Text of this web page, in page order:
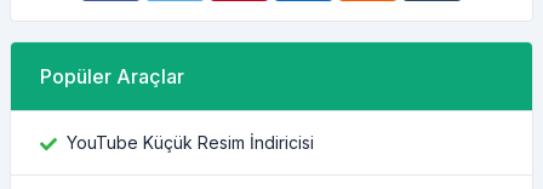
Popüler Araçlar
YouTube Küçük Resim İndiricisi